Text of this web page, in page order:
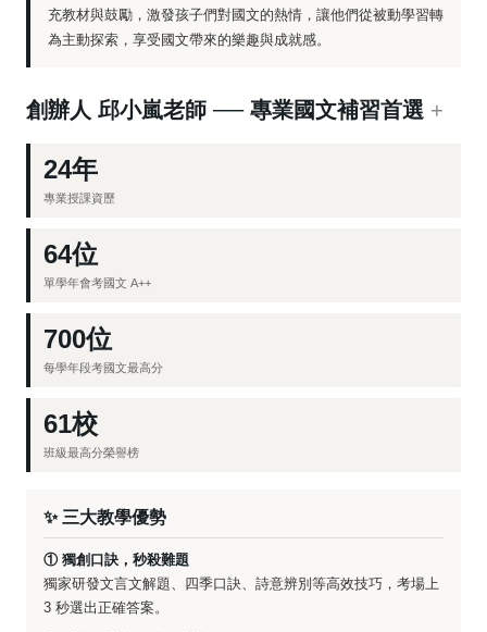
充教材與鼓勵，激發孩子們對國文的熱情，讓他們從被動學習轉
為主動探索，享受國文帶來的樂趣與成就感。
創辦人 邱小嵐老師 ── 專業國文補習首選 +
24年
專業授課資歷
64位
單學年會考國文 A++
700位
每學年段考國文最高分
61校
班級最高分榮譽榜
✨ 三大教學優勢
① 獨創口訣，秒殺難題
獨家研發文言文解題、四季口訣、詩意辨別等高效技巧，考場上
3 秒選出正確答案。